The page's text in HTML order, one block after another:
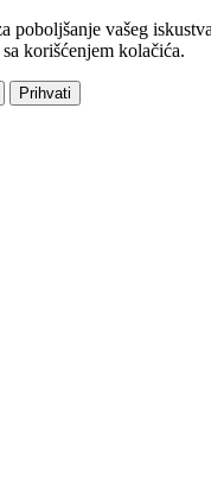
poboljšanje vašeg
korišćenjem kolačića.
Prihvati